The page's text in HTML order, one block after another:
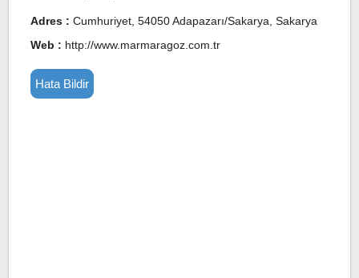
Adres : Cumhuriyet, 54050 Adapazarı/Sakarya, Sakarya
Web : http://www.marmaragoz.com.tr
Hata Bildir